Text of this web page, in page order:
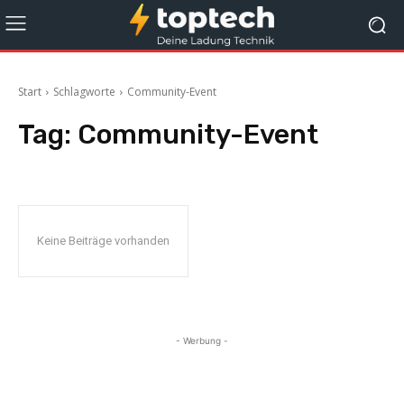
Start Schlagworte Community-Event
Tag: Community-Event
Keine Beiträge vorhanden
- Werbung -